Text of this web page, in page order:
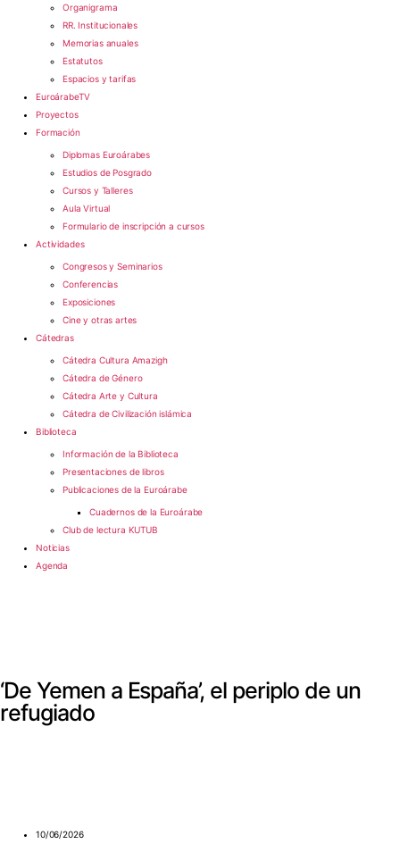
Organigrama
RR. Institucionales
Memorias anuales
Estatutos
Espacios y tarifas
EuroárabeTV
Proyectos
Formación
Diplomas Euroárabes
Estudios de Posgrado
Cursos y Talleres
Aula Virtual
Formulario de inscripción a cursos
Actividades
Congresos y Seminarios
Conferencias
Exposiciones
Cine y otras artes
Cátedras
Cátedra Cultura Amazigh
Cátedra de Género
Cátedra Arte y Cultura
Cátedra de Civilización islámica
Biblioteca
Información de la Biblioteca
Presentaciones de libros
Publicaciones de la Euroárabe
Cuadernos de la Euroárabe
Club de lectura KUTUB
Noticias
Agenda
‘De Yemen a España’, el periplo de un
refugiado
10/06/2026